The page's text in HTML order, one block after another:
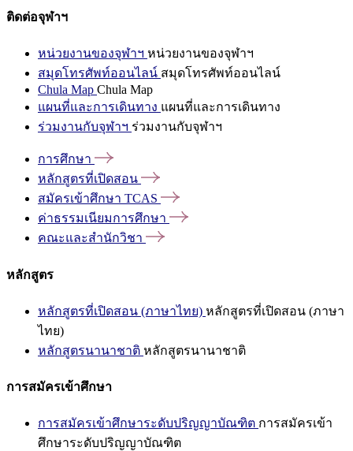
ติดต่อจุฬาฯ
หน่วยงานของจุฬาฯ หน่วยงานของจุฬาฯ
สมุดโทรศัพท์ออนไลน์ สมุดโทรศัพท์ออนไลน์
Chula Map Chula Map
แผนที่และการเดินทาง แผนที่และการเดินทาง
ร่วมงานกับจุฬาฯ ร่วมงานกับจุฬาฯ
การศึกษา
หลักสูตรที่เปิดสอน
สมัครเข้าศึกษา TCAS
ค่าธรรมเนียมการศึกษา
คณะและสำนักวิชา
หลักสูตร
หลักสูตรที่เปิดสอน (ภาษาไทย) หลักสูตรที่เปิดสอน (ภาษา
ไทย)
หลักสูตรนานาชาติ หลักสูตรนานาชาติ
การสมัครเข้าศึกษา
การสมัครเข้าศึกษาระดับปริญญาบัณฑิต การสมัครเข้า
ศึกษาระดับปริญญาบัณฑิต